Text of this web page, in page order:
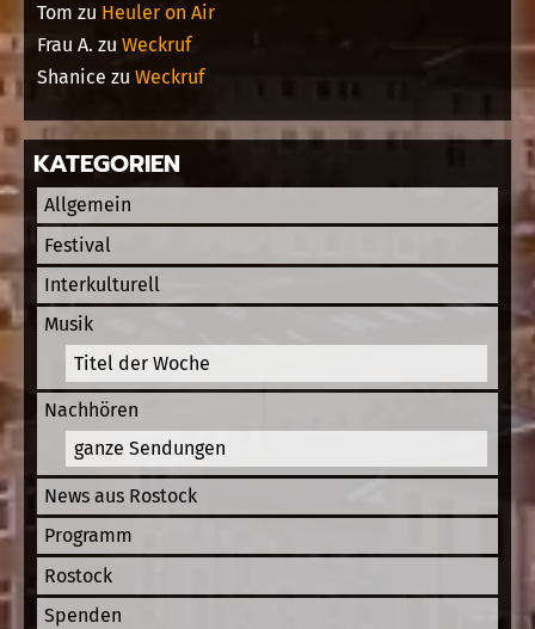
Tom zu Heuler on Air
Frau A. zu Weckruf
Shanice zu Weckruf
KATEGORIEN
Allgemein
Festival
Interkulturell
Musik
Titel der Woche
Nachhören
ganze Sendungen
News aus Rostock
Programm
Rostock
Spenden